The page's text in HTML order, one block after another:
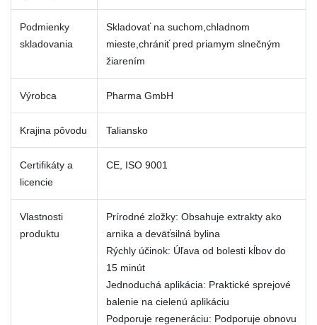
Podmienky
skladovania
Skladovať na suchom,chladnom
mieste,chrániť pred priamym slnečným
žiarením
Výrobca Pharma GmbH
Krajina pôvodu Taliansko
Certifikáty a
licencie
CE, ISO 9001
Vlastnosti
produktu
Prírodné zložky: Obsahuje extrakty ako
arnika a deväťsilná bylina
Rýchly účinok: Úľava od bolesti kĺbov do
15 minút
Jednoduchá aplikácia: Praktické sprejové
balenie na cielenú aplikáciu
Podporuje regeneráciu: Podporuje obnovu